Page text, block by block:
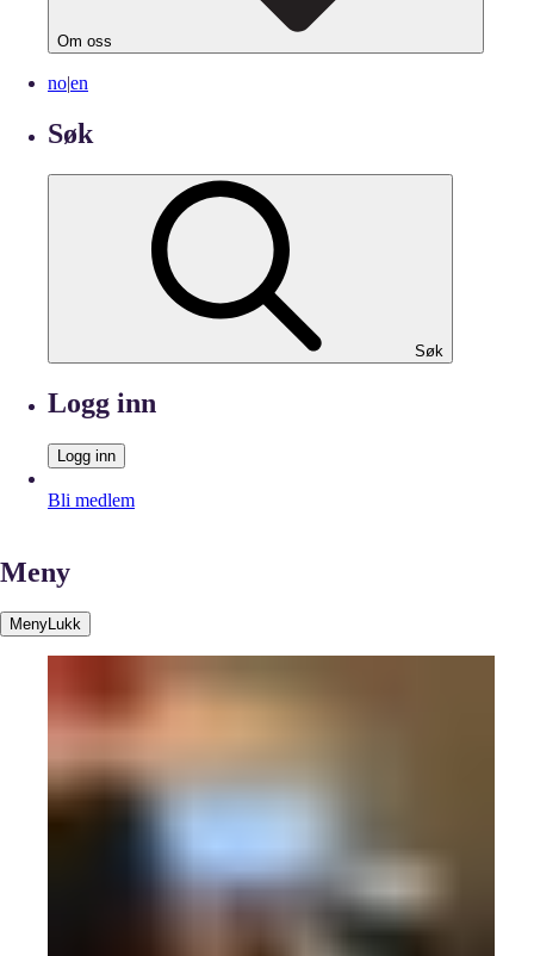
Om oss
no|en
Søk
Søk
Logg inn
Logg inn
Bli medlem
Meny
MenyLukk